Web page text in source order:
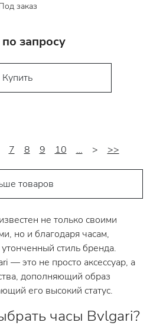
заказ
запросу
Купить
7 8 9 10 … > >>
товаров
не только своими
но и благодаря часам,
стиль бренда.
— это не просто аксессуар, а
дополняющий образ
его высокий статус.
часы Bvlgari?